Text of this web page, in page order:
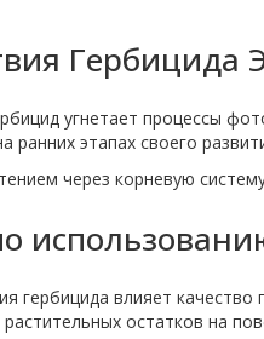
Гербицида
угнетает процессы
ранних этапах своего
через корневую
гербицида влияет
остатков на